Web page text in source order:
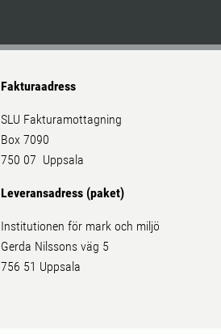
Fakturaadress
SLU Fakturamottagning
Box 7090
750 07 Uppsala
Leveransadress (paket)
Institutionen för mark och miljö
Gerda Nilssons väg 5
756 51 Uppsala